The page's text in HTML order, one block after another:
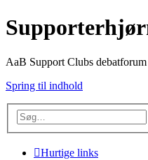
AaB Support Clubs debatforum
Spring til indhold
Hurtige links